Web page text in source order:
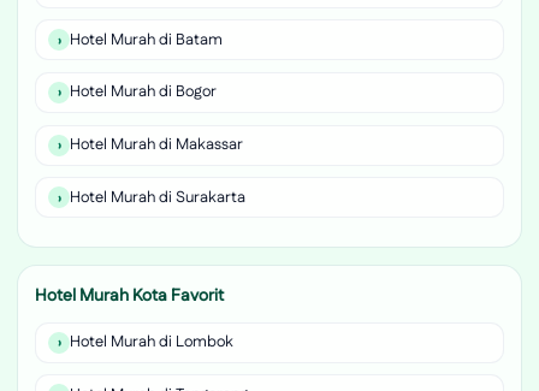
Hotel Murah di Batam
Hotel Murah di Bogor
Hotel Murah di Makassar
Hotel Murah di Surakarta
Hotel Murah Kota Favorit
Hotel Murah di Lombok